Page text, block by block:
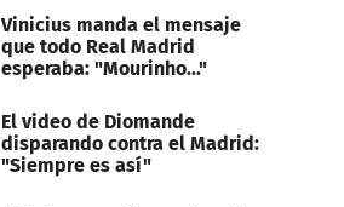
Vinicius manda el mensaje
que todo Real Madrid
esperaba: "Mourinho..."
El video de Diomande
disparando contra el Madrid:
"Siempre es así"